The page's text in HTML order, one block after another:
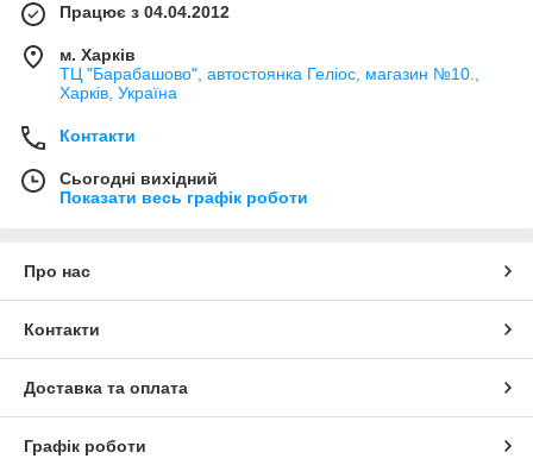
Працює з 04.04.2012
м. Харків
ТЦ "Барабашово", автостоянка Геліос, магазин №10.,
Харків, Україна
Контакти
Сьогодні вихідний
Показати весь графік роботи
Про нас
Контакти
Доставка та оплата
Графік роботи